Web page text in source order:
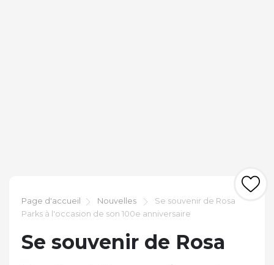
Page d'accueil Nouvelles
Se souvenir de Rosa
Parks à l'occasion de son 100e anniversaire
Se souvenir de Rosa